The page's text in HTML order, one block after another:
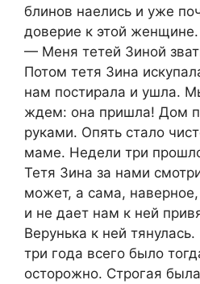
блинов наелись и уже
доверие к этой женщине.
— Меня тетей Зиной
Потом тетя Зина
нам постирала и ушла.
ждем: она пришла! Дом
руками. Опять стало
маме. Недели три
Тетя Зина за нами
может, а сама,
и не дает нам к ней
Верунька к ней
три года всего было
осторожно. Строгая